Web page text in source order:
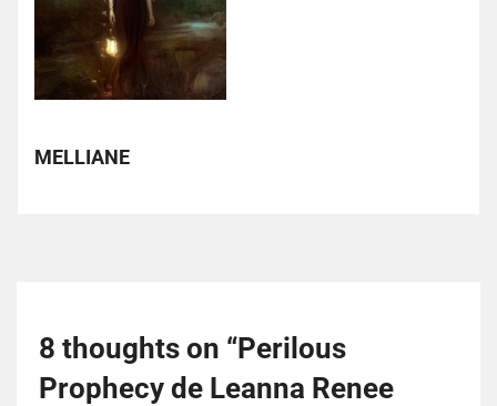
MELLIANE
8 thoughts on “Perilous
Prophecy de Leanna Renee